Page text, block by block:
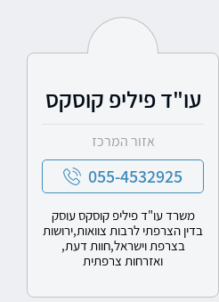
עו"ד פיליפ קוסקס
אזור המרכז
055-4532925
משרד עו"ד פיליפ קוסקס עוסק
בדין הצרפתי לרבות צוואות,ירושות
בצרפת וישראל,חוות דעת,
ואזרחות צרפתית